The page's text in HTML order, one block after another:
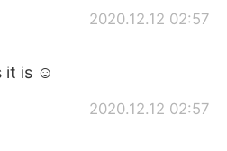
2020.12.12 02:57
it is ☺️
2020.12.12 02:57